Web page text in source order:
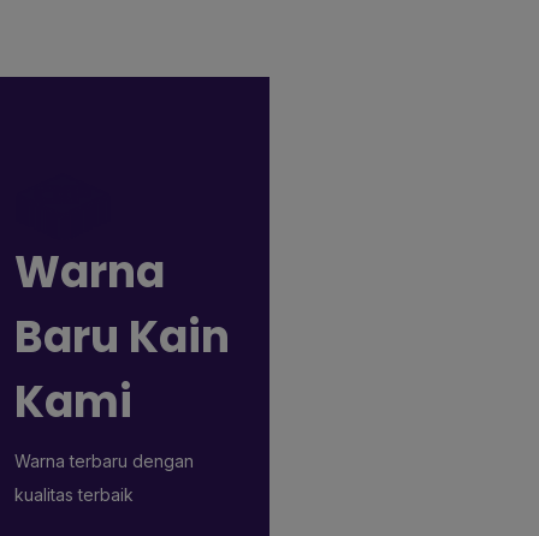
Warna
Baru Kain
Kami
Warna terbaru dengan
kualitas terbaik